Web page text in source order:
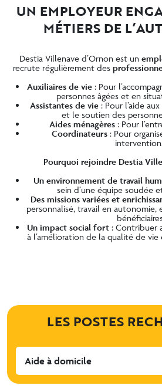
UN EMPLOYEUR
MÉTIERS DE
Destia Villenave d’Ornon est un
recrute régulièrement des
Auxiliaires de vie : Pour
personnes âgées et en
Assistantes de vie : Pour l’aide
et le soutien des
Aides ménagères : Pour
Coordinateurs: Pour
Pourquoi rejoindre Destia
Un environnement de travail
sein d’une équipe soudée
Des missions variées et
personnalisé, travail en
Un impact social fort : Contribuer
à l’amélioration de la qualité de vie
LES POSTES
Aide à domicile